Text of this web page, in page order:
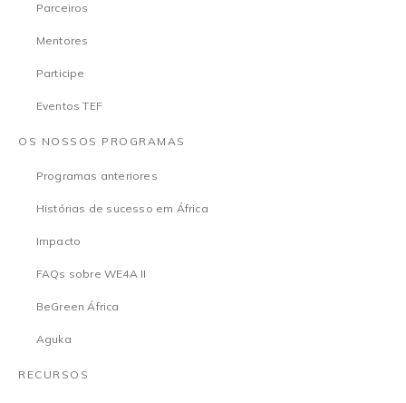
Parceiros
Mentores
Participe
Eventos TEF
OS NOSSOS PROGRAMAS
Programas anteriores
Histórias de sucesso em África
Impacto
FAQs sobre WE4A II
BeGreen África
Aguka
RECURSOS